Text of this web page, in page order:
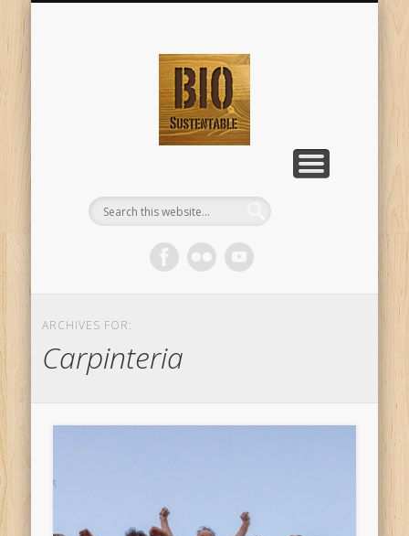
ARCHIVES FOR:
Carpinteria